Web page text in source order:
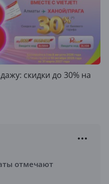
скидки до 30% на
отмечают